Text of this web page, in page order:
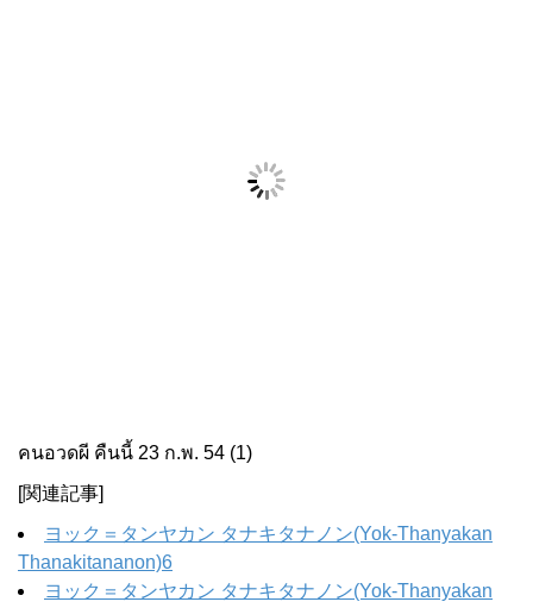
คนอวดผี คืนนี้ 23 ก.พ. 54 (1)
[関連記事]
ヨック＝タンヤカン タナキタナノン(Yok-Thanyakan
Thanakitananon)6
ヨック＝タンヤカン タナキタナノン(Yok-Thanyakan